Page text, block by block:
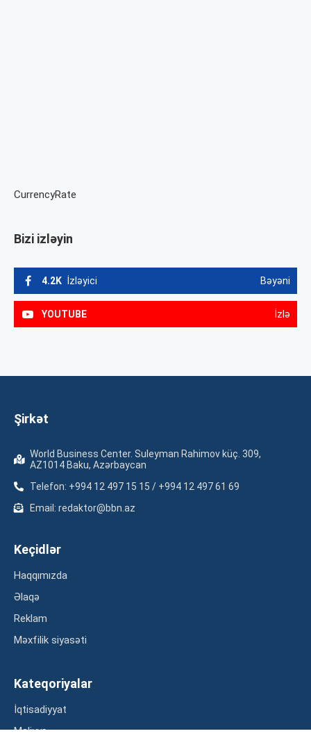
CurrencyRate
Bizi izləyin
4.2K İzləyici Bəyəni
YOUTUBE İzlə
Şirkət
World Business Center. Suleyman Rahimov küç. 309,
AZ1014 Baku, Azərbaycan
Telefon: +994 12 497 15 15 / +994 12 497 61 69
Email: redaktor@bbn.az
Keçidlər
Haqqımızda
Əlaqə
Reklam
Məxfilik siyasəti
Kateqoriyalar
İqtisadiyyat
Maliyyə